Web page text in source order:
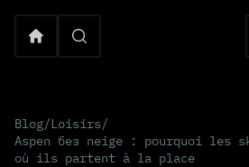
Blog/Loisirs/
Aspen без neige : pourquoi les
où ils partent à la place